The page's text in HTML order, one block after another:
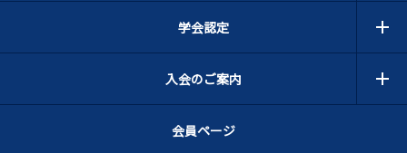
学会認定
入会のご案内
会員ページ